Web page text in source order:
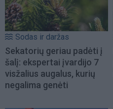
Sodas ir daržas
Sekatorių geriau padėti į
šalį: ekspertai įvardijo 7
visžalius augalus, kurių
negalima genėti